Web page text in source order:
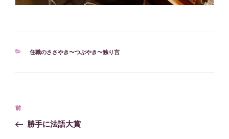
カ
住職のささやき〜つぶやき〜独り言
投
ナ
過
去
前
勝手に法語大賞